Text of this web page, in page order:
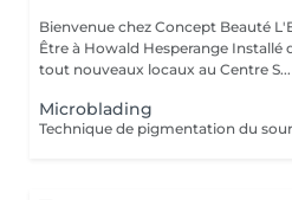
Bienvenue chez Concept Beauté L'Expérience Beauté & Bien-
Être à Howald Hesperange Installé
tout nouveaux locaux au Centre S...
Microblading
Technique de pigmentation du